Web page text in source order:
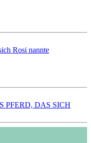
Rosi nannte
PFERD, DAS SICH